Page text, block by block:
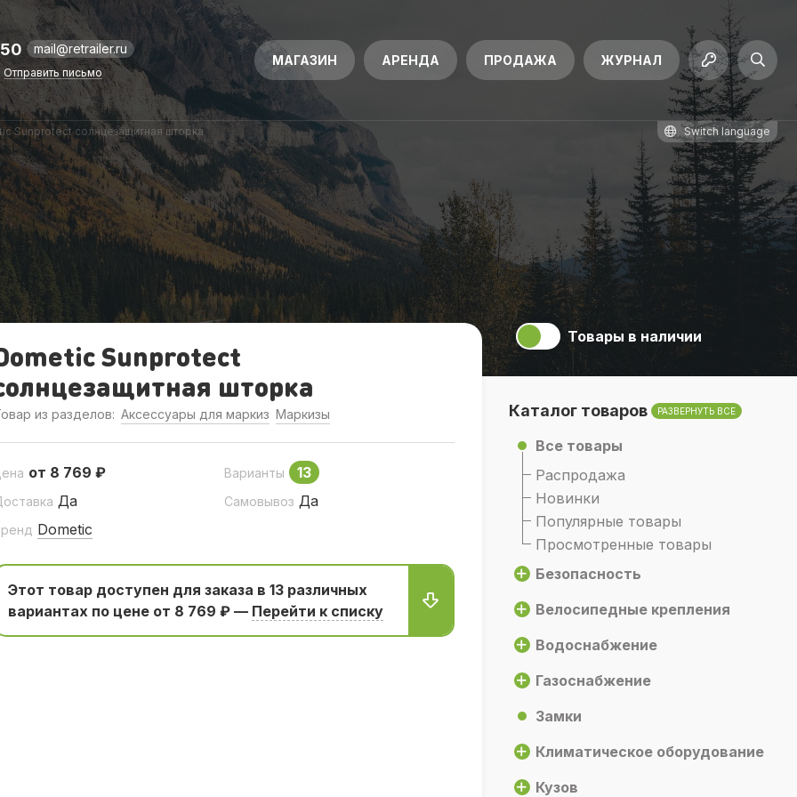
mail@retrailer.ru
Отправить письмо
МАГАЗИН АРЕНДА ПРОДАЖА ЖУРНАЛ
Sunprotect солнцезащитная шторка Switch language
Sunprotect
шторка
из разделов: Аксессуары для маркиз Маркизы
от 8 769 ₽ Варианты 13
Да Самовывоз Да
Dometic
Этот товар доступен для заказа в 13 различных
вариантаx по цене от 8 769 ₽ — Перейти к списку
Товары в наличии
Каталог товаров РАЗВЕРНУТЬ ВСЕ
Все товары
Распродажа
Новинки
Популярные товары
Просмотренные товары
Безопасность
Велосипедные крепления
Водоснабжение
Газоснабжение
Замки
Климатическое оборудование
Кузов